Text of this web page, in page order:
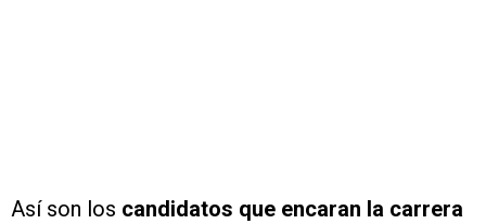
Así son los candidatos que encaran la carrera